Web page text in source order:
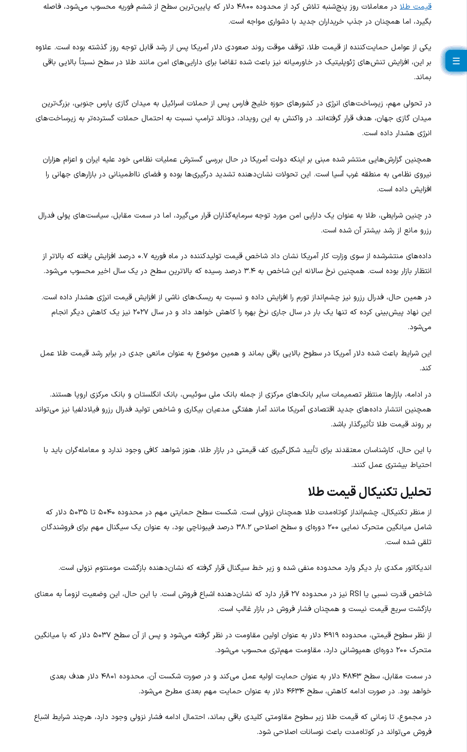
قیمت طلا
در معاملات روز پنج‌شنبه تلاش کرد از محدوده ۴۸۰۰ دلار که پایین‌ترین سطح از ششم فوریه محسوب می‌شود، فاصله
بگیرد، اما همچنان در جذب خریداران جدید با دشواری مواجه است.
یکی از عوامل حمایت‌کننده از قیمت طلا، توقف موقت روند صعودی دلار آمریکا پس از رشد قابل توجه روز گذشته بوده است. علاوه
بر این، افزایش تنش‌های ژئوپلیتیک در خاورمیانه نیز باعث شده تقاضا برای دارایی‌های امن مانند طلا در سطح نسبتاً بالایی باقی
بماند.
در تحولی مهم، زیرساخت‌های انرژی در کشورهای حوزه خلیج فارس پس از حملات اسرائیل به میدان گازی پارس جنوبی، بزرگ‌ترین
میدان گازی جهان، هدف قرار گرفته‌اند. در واکنش به این رویداد، دونالد ترامپ نسبت به احتمال حملات گسترده‌تر به زیرساخت‌های
انرژی هشدار داده است.
همچنین گزارش‌هایی منتشر شده مبنی بر اینکه دولت آمریکا در حال بررسی گسترش عملیات نظامی خود علیه ایران و اعزام هزاران
نیروی نظامی به منطقه غرب آسیا است. این تحولات نشان‌دهنده تشدید درگیری‌ها بوده و فضای نااطمینانی در بازارهای جهانی را
افزایش داده است.
در چنین شرایطی، طلا به عنوان یک دارایی امن مورد توجه سرمایه‌گذاران قرار می‌گیرد، اما در سمت مقابل، سیاست‌های پولی فدرال
رزرو مانع از رشد بیشتر آن شده است.
داده‌های منتشرشده از سوی وزارت کار آمریکا نشان داد شاخص قیمت تولیدکننده در ماه فوریه ۰.۷ درصد افزایش یافته که بالاتر از
انتظار بازار بوده است. همچنین نرخ سالانه این شاخص به ۳.۴ درصد رسیده که بالاترین سطح در یک سال اخیر محسوب می‌شود.
در همین حال، فدرال رزرو نیز چشم‌انداز تورم را افزایش داده و نسبت به ریسک‌های ناشی از افزایش قیمت انرژی هشدار داده است.
این نهاد پیش‌بینی کرده که تنها یک بار در سال جاری نرخ بهره را کاهش خواهد داد و در سال ۲۰۲۷ نیز یک کاهش دیگر انجام
می‌شود.
این شرایط باعث شده دلار آمریکا در سطوح بالایی باقی بماند و همین موضوع به عنوان مانعی جدی در برابر رشد قیمت طلا عمل
کند.
در ادامه، بازارها منتظر تصمیمات سایر بانک‌های مرکزی از جمله بانک ملی سوئیس، بانک انگلستان و بانک مرکزی اروپا هستند.
همچنین انتشار داده‌های جدید اقتصادی آمریکا مانند آمار هفتگی مدعیان بیکاری و شاخص تولید فدرال رزرو فیلادلفیا نیز می‌تواند
بر روند قیمت طلا تأثیرگذار باشد.
با این حال، کارشناسان معتقدند برای تأیید شکل‌گیری کف قیمتی در بازار طلا، هنوز شواهد کافی وجود ندارد و معامله‌گران باید با
احتیاط بیشتری عمل کنند.
تحلیل تکنیکال قیمت طلا
از منظر تکنیکال، چشم‌انداز کوتاه‌مدت طلا همچنان نزولی است. شکست سطح حمایتی مهم در محدوده ۵۰۴۰ تا ۵۰۳۵ دلار که
شامل میانگین متحرک نمایی ۲۰۰ دوره‌ای و سطح اصلاحی ۳۸.۲ درصد فیبوناچی بود، به عنوان یک سیگنال مهم برای فروشندگان
تلقی شده است.
اندیکاتور مکدی بار دیگر وارد محدوده منفی شده و زیر خط سیگنال قرار گرفته که نشان‌دهنده بازگشت مومنتوم نزولی است.
شاخص قدرت نسبی یا RSI نیز در محدوده ۲۷ قرار دارد که نشان‌دهنده اشباع فروش است. با این حال، این وضعیت لزوماً به معنای
بازگشت سریع قیمت نیست و همچنان فشار فروش در بازار غالب است.
از نظر سطوح قیمتی، محدوده ۴۹۱۹ دلار به عنوان اولین مقاومت در نظر گرفته می‌شود و پس از آن سطح ۵۰۳۷ دلار که با میانگین
متحرک ۲۰۰ دوره‌ای همپوشانی دارد، مقاومت مهم‌تری محسوب می‌شود.
در سمت مقابل، سطح ۴۸۴۳ دلار به عنوان حمایت اولیه عمل می‌کند و در صورت شکست آن، محدوده ۴۸۰۱ دلار هدف بعدی
خواهد بود. در صورت ادامه کاهش، سطح ۴۶۳۴ دلار به عنوان حمایت مهم بعدی مطرح می‌شود.
در مجموع، تا زمانی که قیمت طلا زیر سطوح مقاومتی کلیدی باقی بماند، احتمال ادامه فشار نزولی وجود دارد، هرچند شرایط اشباع
فروش می‌تواند در کوتاه‌مدت باعث نوسانات اصلاحی شود.
☰
☰
☰
☰
☰
☰
☰
☰
☰
☰
☰
☰
☰
☰
☰
☰
☰
☰
☰